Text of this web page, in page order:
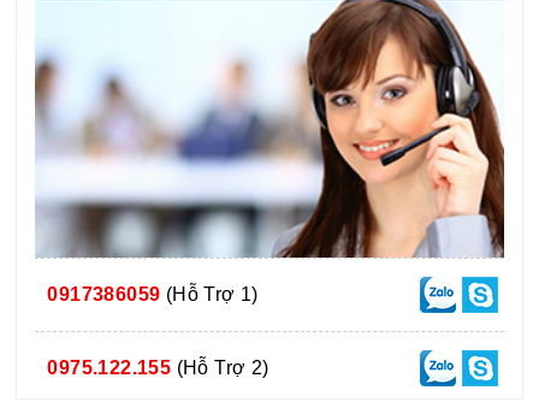
0917386059 (Hỗ Trợ 1)
0975.122.155 (Hỗ Trợ 2)